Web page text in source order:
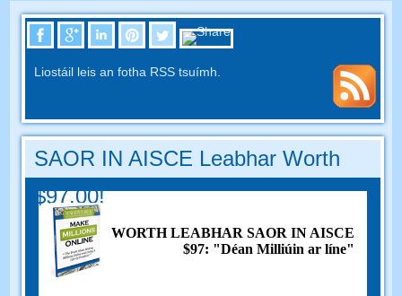
Liostáil leis an fotha RSS tsuímh.
SAOR IN AISCE Leabhar Worth
$97.00!
WORTH LEABHAR SAOR IN AISCE
$97: "Déan Milliúin ar líne"